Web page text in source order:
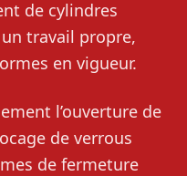
de cylindres
travail propre,
en vigueur.
l’ouverture de
de verrous
de fermeture